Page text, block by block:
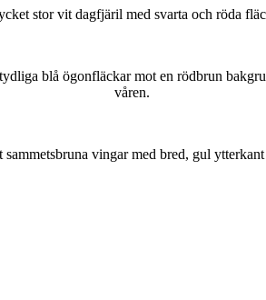
stor vit dagfjäril med svarta och röda
blå ögonfläckar mot en rödbrun
våren.
vingar med bred, gul